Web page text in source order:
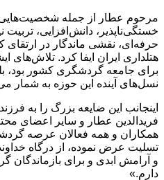
مرحوم عطار از جمله شخصیت‌هایی
خستگی‌ناپذیر، دانش‌افزایی،
حرفه‌ای، نقشی ماندگار در ارتقای
هتلداری ایران ایفا کرد. تلاش‌های
برای جامعه گردشگری کشور بود،
نسل‌های آینده این حوزه به شمار
اینجانب این ضایعه بزرگ را به
فریدالدین عطار و سایر اعضای
همکاران و همه فعالان عرصه
تسلیت عرض نموده، از درگاه
و آرامش ابدی و برای
دارم.»